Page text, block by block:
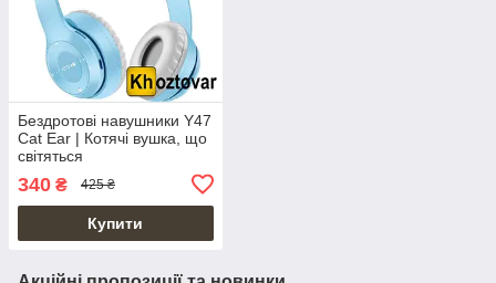
Бездротові навушники Y47
Cat Ear | Котячі вушка, що
світяться
340 ₴ 425 ₴
Купити